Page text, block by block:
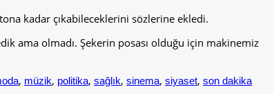
kadar çıkabileceklerini sözlerine ekledi.
ama olmadı. Şekerin posası olduğu için makinemiz
, müzik, politika, sağlık, sinema, siyaset, son dakika